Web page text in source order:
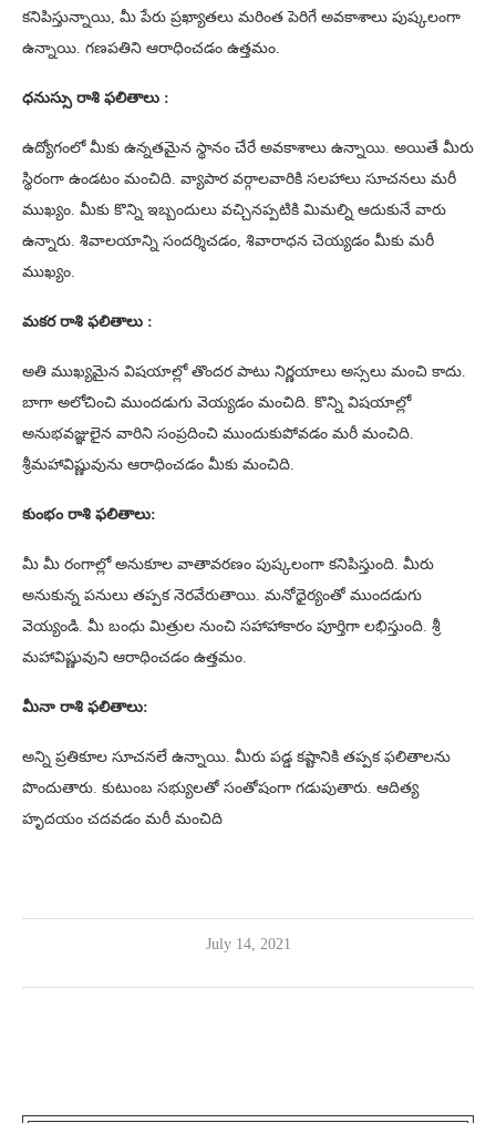
కనిపిస్తున్నాయి, మీ పేరు ప్రఖ్యాతలు మరింత పెరిగే అవకాశాలు పుష్కలంగా
ఉన్నాయి. గణపతిని ఆరాధించడం ఉత్తమం.
ధనుస్సు రాశి ఫలితాలు :
ఉద్యోగంలో మీకు ఉన్నతమైన స్థానం చేరే అవకాశాలు ఉన్నాయి. అయితే మీరు
స్థిరంగా ఉండటం మంచిది. వ్యాపార వర్గాలవారికి సలహాలు సూచనలు మరీ
ముఖ్యం. మీకు కొన్ని ఇబ్బందులు వచ్చినప్పటికి మిమల్ని ఆదుకునే వారు
ఉన్నారు. శివాలయాన్ని సందర్శిచడం, శివారాధన చెయ్యడం మీకు మరీ
ముఖ్యం.
మకర రాశి ఫలితాలు :
అతి ముఖ్యమైన విషయాల్లో తొందర పాటు నిర్ణయాలు అస్సలు మంచి కాదు.
బాగా అలోచించి ముందడుగు వెయ్యడం మంచిది. కొన్ని విషయాల్లో
అనుభవజ్ఞులైన వారిని సంప్రదించి ముందుకుపోవడం మరీ మంచిది.
శ్రీమహావిష్ణువును ఆరాధించడం మీకు మంచిది.
కుంభం రాశి ఫలితాలు:
మీ మీ రంగాల్లో అనుకూల వాతావరణం పుష్కలంగా కనిపిస్తుంది. మీరు
అనుకున్న పనులు తప్పక నెరవేరుతాయి. మనోధైర్యంతో ముందడుగు
వెయ్యండి. మీ బంధు మిత్రుల నుంచి సహాహాకారం పూర్తిగా లభిస్తుంది. శ్రీ
మహావిష్ణువుని ఆరాధించడం ఉత్తమం.
మీనా రాశి ఫలితాలు:
అన్ని ప్రతికూల సూచనలే ఉన్నాయి. మీరు పడ్డ కష్టానికి తప్పక ఫలితాలను
పొందుతారు. కుటుంబ సభ్యులతో సంతోషంగా గడుపుతారు. ఆదిత్య
హృదయం చదవడం మరీ మంచిది
July 14, 2021